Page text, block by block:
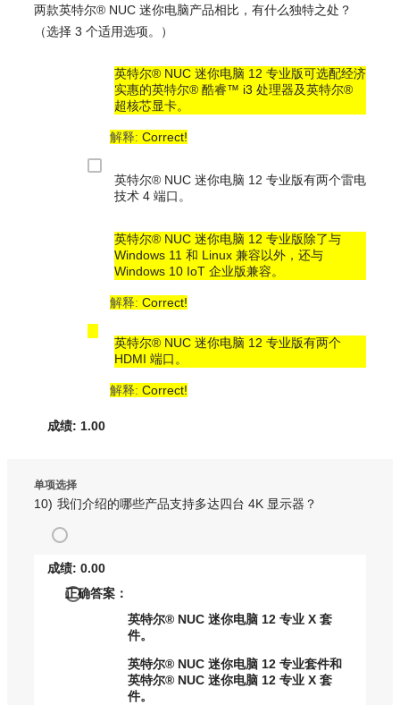
两款英特尔® NUC 迷你电脑产品相比，有什么独特之处？
（选择 3 个适用选项。）
英特尔® NUC 迷你电脑 12 专业版可选配经济
实惠的英特尔® 酷睿™ i3 处理器及英特尔®
超核芯显卡。
解释: Correct!
英特尔® NUC 迷你电脑 12 专业版有两个雷电
技术 4 端口。
英特尔® NUC 迷你电脑 12 专业版除了与
Windows 11 和 Linux 兼容以外，还与
Windows 10 IoT 企业版兼容。
解释: Correct!
英特尔® NUC 迷你电脑 12 专业版有两个
HDMI 端口。
解释: Correct!
成绩: 1.00
单项选择
10) 我们介绍的哪些产品支持多达四台 4K 显示器？
成绩: 0.00
正确答案：
英特尔® NUC 迷你电脑 12 专业 X 套
件。
英特尔® NUC 迷你电脑 12 专业套件和
英特尔® NUC 迷你电脑 12 专业 X 套
件。